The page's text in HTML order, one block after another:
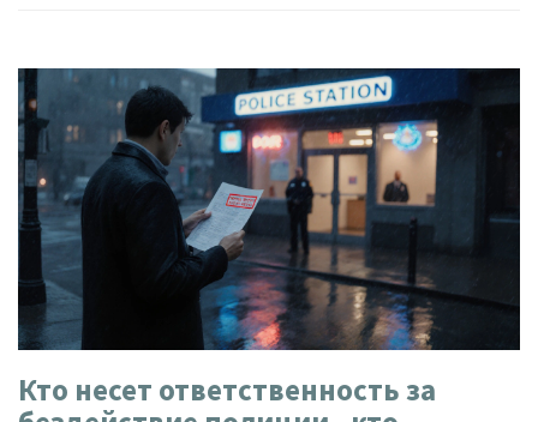
Кто несет ответственность за